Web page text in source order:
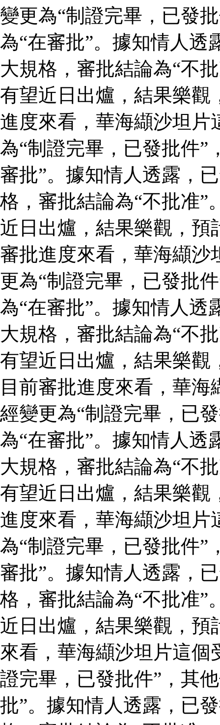
變更為“制證完畢，已發
為“在審批”。據知情人透
大規格，審批結論為“不
有望近日出爐，結果樂觀
進度來看，華海纈沙坦片
為“制證完畢，已發批件”
審批”。據知情人透露，
格，審批結論為“不批准”
近日出爐，結果樂觀，
審批進度來看，華海纈沙
更為“制證完畢，已發批
為“在審批”。據知情人透
大規格，審批結論為“不
有望近日出爐，結果樂
目前審批進度來看，華
經變更為“制證完畢，已
為“在審批”。據知情人透
大規格，審批結論為“不
有望近日出爐，結果樂觀
進度來看，華海纈沙坦片
為“制證完畢，已發批件”
審批”。據知情人透露，
格，審批結論為“不批准”
近日出爐，結果樂觀，預
來看，華海纈沙坦片這個
證完畢，已發批件”，其
批”。據知情人透露，已